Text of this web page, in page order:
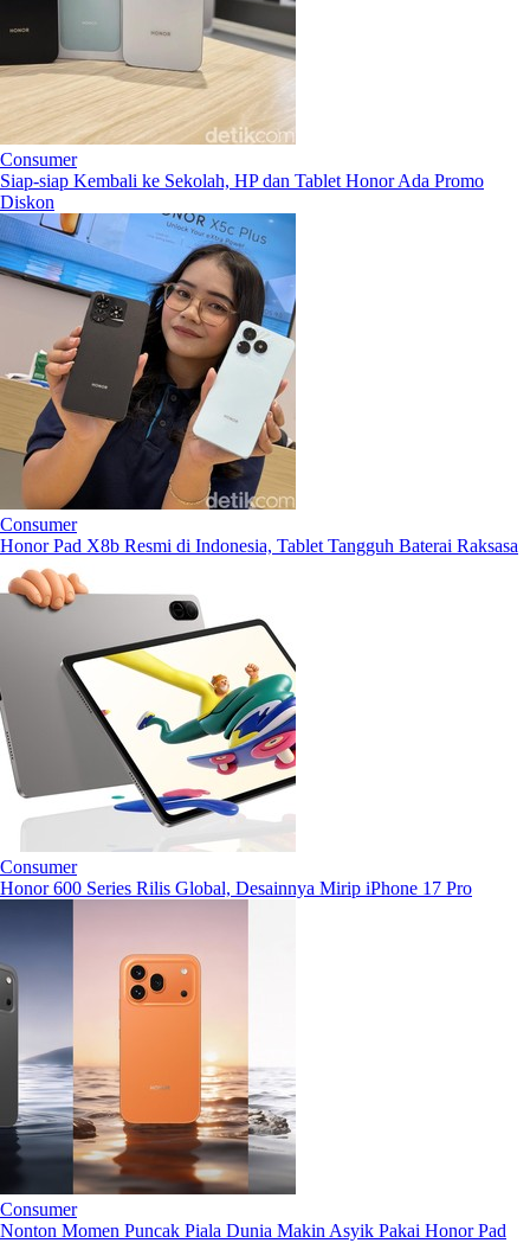
Consumer
Siap-siap Kembali ke Sekolah, HP dan Tablet Honor Ada Promo
Diskon
Consumer
Honor Pad X8b Resmi di Indonesia, Tablet Tangguh Baterai Raksasa
Consumer
Honor 600 Series Rilis Global, Desainnya Mirip iPhone 17 Pro
Consumer
Nonton Momen Puncak Piala Dunia Makin Asyik Pakai Honor Pad